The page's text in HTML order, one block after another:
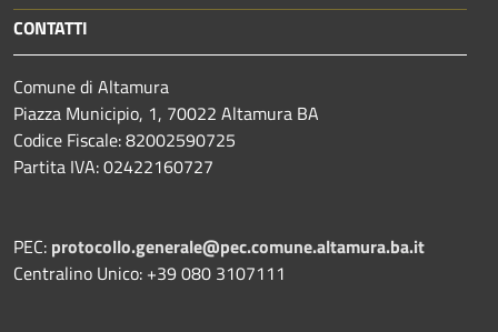
CONTATTI
Comune di Altamura
Piazza Municipio, 1, 70022 Altamura BA
Codice Fiscale: 82002590725
Partita IVA: 02422160727
PEC: protocollo.generale@pec.comune.altamura.ba.it
Centralino Unico: +39 080 3107111